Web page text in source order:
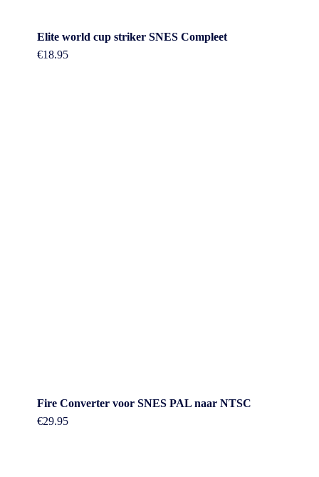
Elite world cup striker SNES Compleet
€18.95
Fire Converter voor SNES PAL naar NTSC
€29.95